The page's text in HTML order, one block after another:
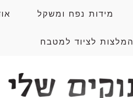
מידות נפח ומשקל
המלצות לציוד למטבח